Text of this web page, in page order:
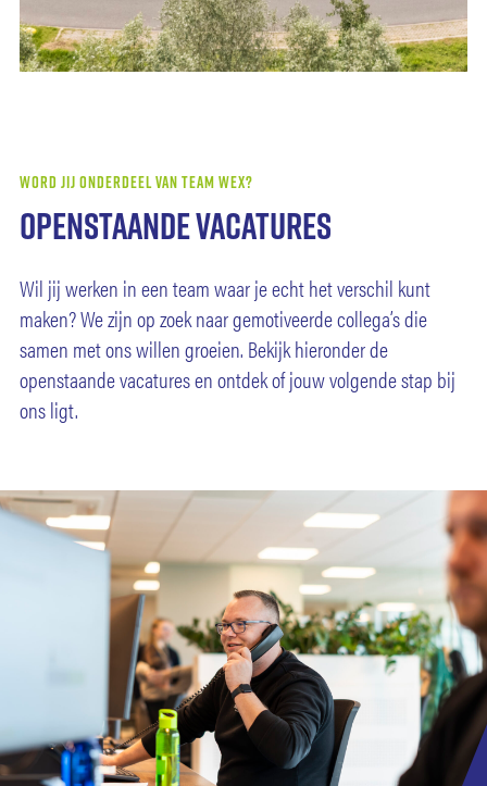
WORD JIJ ONDERDEEL VAN TEAM WEX?
Openstaande vacatures
Wil jij werken in een team waar je echt het verschil kunt
maken? We zijn op zoek naar gemotiveerde collega’s die
samen met ons willen groeien. Bekijk hieronder de
openstaande vacatures en ontdek of jouw volgende stap bij
ons ligt.